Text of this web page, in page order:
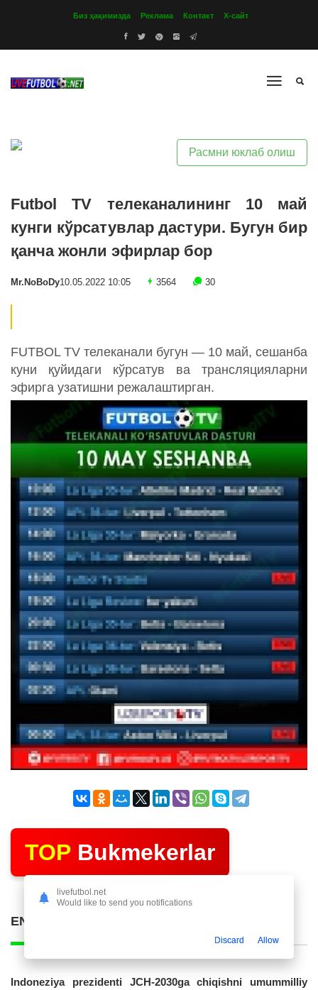
Биз ҳақимизда Реклама Контакт Х-сайт
Расмни юклаб олиш
Futbol TV телеканалининг 10 май
кунги кўрсатувлар дастури. Бугун бир
қанча жонли эфирлар бор
Mr.NoBoDy10.05.2022 10:05 3564 30
FUTBOL TV телеканали бугун — 10 май, сешанба
куни қуйидаги кўрсатув ва трансляцияларни
эфирга узатишни режалаштирган.
TOP Bukmekerlar
ENG KO'P O'QILGAN POSTLAR
Indoneziya prezidenti JCH-2030ga chiqishni umummilliy
livefutbol.net
Would like to send you notifications
Discard Allow